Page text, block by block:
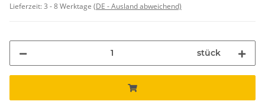
Lieferzeit:3 - 8 Werktage (DE - Ausland abweichend)
stück